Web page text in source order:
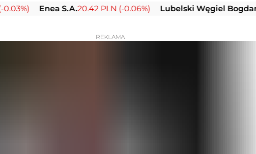
Enea S.A.20.42 PLN (-0.06%) Lubelski Węgiel Bogdanka S.A.
REKLAMA